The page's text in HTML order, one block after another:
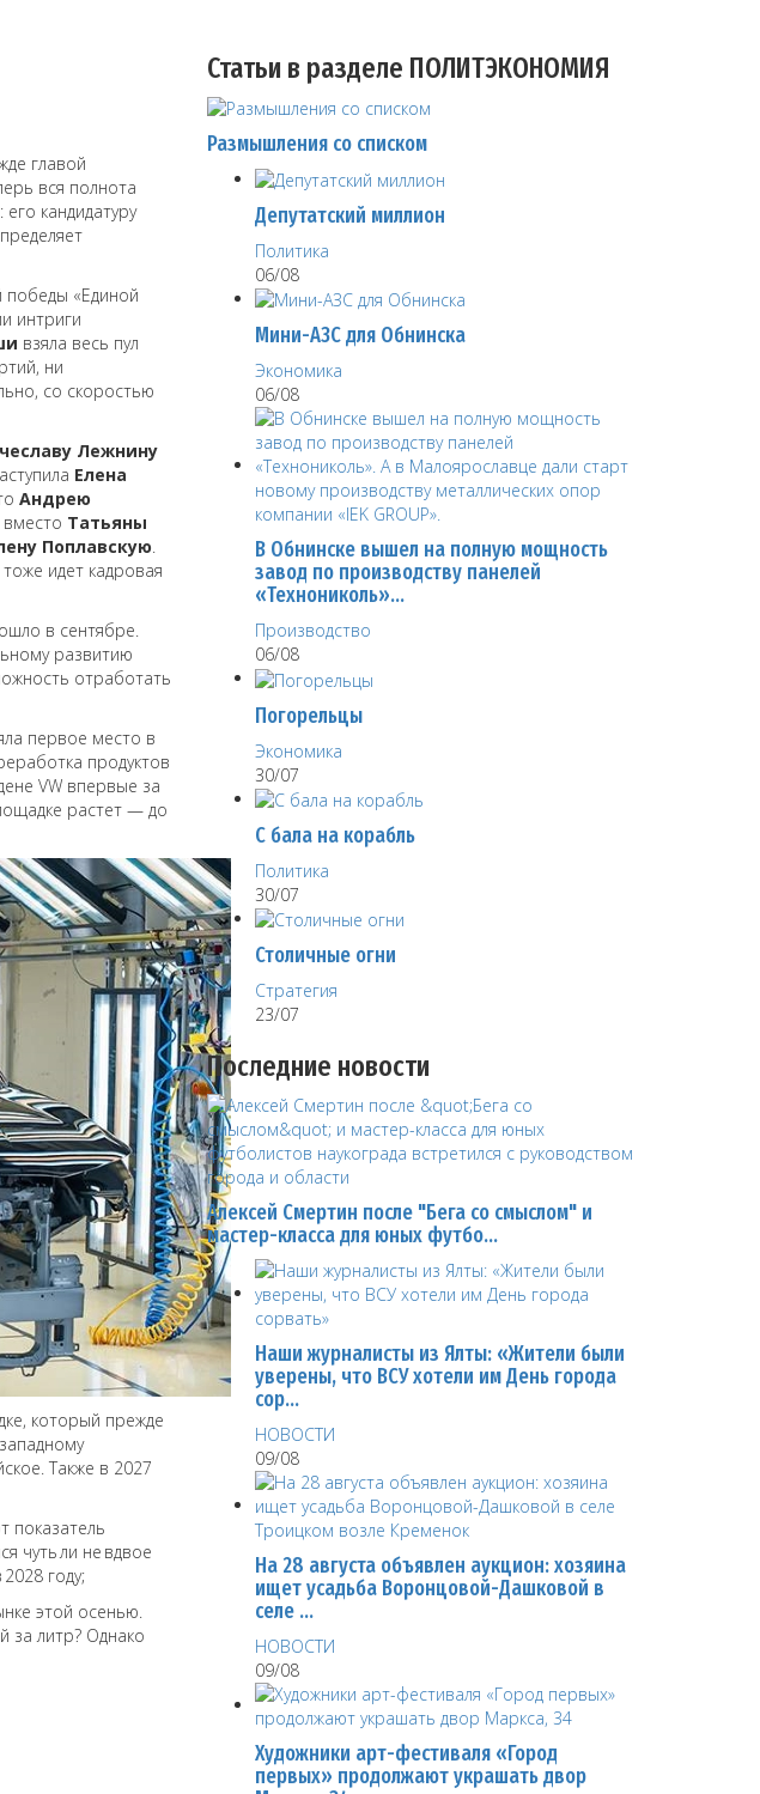
главой
вся полнота
кандидатуру
«Единой
интриги
взяла весь пул
ни
со скоростью
Лежнину
Елена
Андрею
Татьяны
Поплавскую
идет кадровая
в сентябре.
развитию
отработать
первое место в
продуктов
VW впервые за
растет — до
который прежде
Также в 2027
показатель
чуть ли не вдвое
году;
этой осенью.
за литр? Однако
Статьи в разделе ПОЛИТЭКОНОМИЯ
Размышления со списком
Депутатский миллион
Политика
06/08
Мини-АЗС для Обнинска
Экономика
06/08
В Обнинске вышел на полную мощность
завод по производству панелей
«Технониколь»…
Производство
06/08
Погорельцы
Экономика
30/07
С бала на корабль
Политика
30/07
Столичные огни
Стратегия
23/07
Последние новости
Алексей Смертин после "Бега со смыслом" и
мастер-класса для юных футбо…
Наши журналисты из Ялты: «Жители были
уверены, что ВСУ хотели им День города
сор…
НОВОСТИ
09/08
На 28 августа объявлен аукцион: хозяина
ищет усадьба Воронцовой-Дашковой в
селе …
НОВОСТИ
09/08
Художники арт-фестиваля «Город
первых» продолжают украшать двор